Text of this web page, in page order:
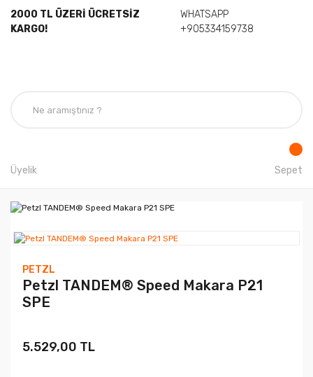
2000 TL ÜZERİ ÜCRETSİZ
KARGO!
WHATSAPP
+905334159738
Üyelik Sepet
PETZL
Petzl TANDEM® Speed Makara P21
SPE
5.529,00 TL